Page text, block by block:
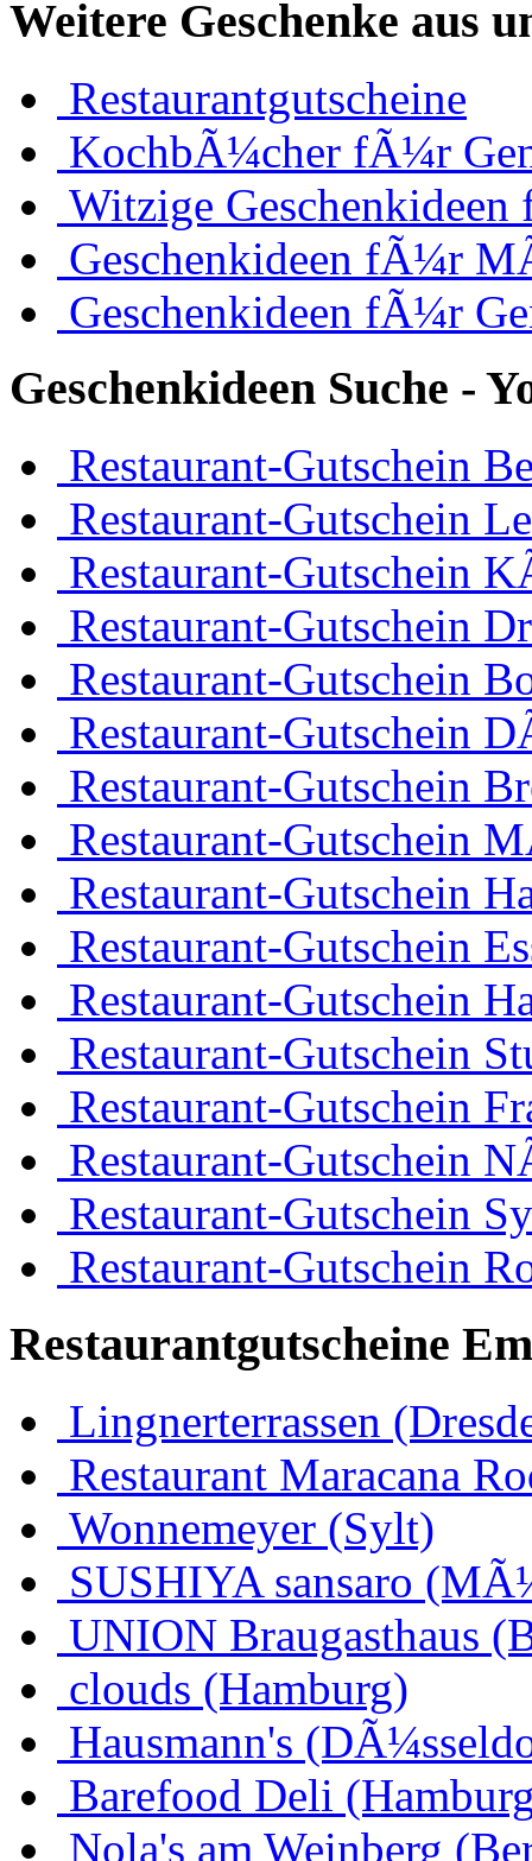
Weitere Geschenke aus
Restaurantgutscheine
KochbÃ¼cher fÃ¼r
Witzige
Geschenkideen fÃ¼r
Geschenkideen fÃ¼r
Geschenkideen Suche -
Restaurant-Gutschein
Restaurant-Gutschein
Restaurant-Gutschein
Restaurant-Gutschein
Restaurant-Gutschein
Restaurant-Gutschein
Restaurant-Gutschein
Restaurant-Gutschein
Restaurant-Gutschein
Restaurant-Gutschein
Restaurant-Gutschein
Restaurant-Gutschein
Restaurant-Gutschein
Restaurant-Gutschein
Restaurant-Gutschein
Restaurant-Gutschein
Restaurantgutscheine
Lingnerterrassen
Restaurant Maracana
Wonnemeyer (Sylt)
SUSHIYA sansaro
UNION Braugasthaus
clouds (Hamburg)
Hausmann's
Barefood Deli
Nola's am Weinberg